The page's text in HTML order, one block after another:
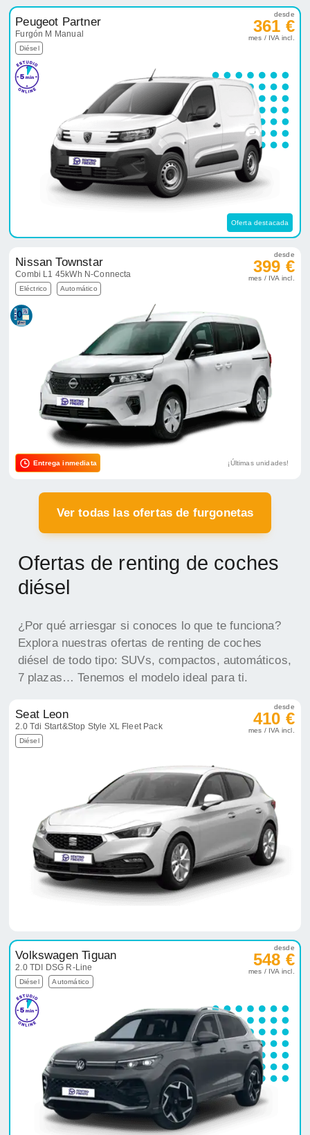
Peugeot Partner
Furgón M Manual
Diésel
desde
361 €
mes / IVA incl.
Oferta destacada
Nissan Townstar
Combi L1 45kWh N-Connecta
Eléctrico Automático
desde
399 €
mes / IVA incl.
Entrega inmediata ¡Últimas unidades!
Ver todas las ofertas de furgonetas
Ofertas de renting de coches
diésel
¿Por qué arriesgar si conoces lo que te funciona?
Explora nuestras ofertas de renting de coches
diésel de todo tipo: SUVs, compactos, automáticos,
7 plazas… Tenemos el modelo ideal para ti.
Seat Leon
2.0 Tdi Start&Stop Style XL Fleet Pack
Diésel
desde
410 €
mes / IVA incl.
Volkswagen Tiguan
2.0 TDI DSG R-Line
Diésel Automático
desde
548 €
mes / IVA incl.